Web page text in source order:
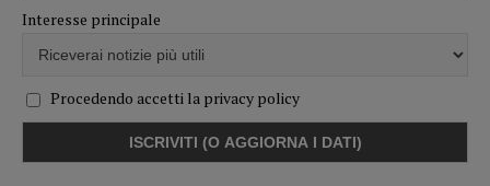
Interesse principale
Procedendo accetti la privacy policy